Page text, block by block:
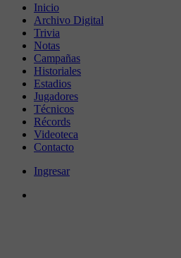
Inicio
Archivo Digital
Trivia
Notas
Campañas
Historiales
Estadios
Jugadores
Técnicos
Récords
Videoteca
Contacto
Ingresar